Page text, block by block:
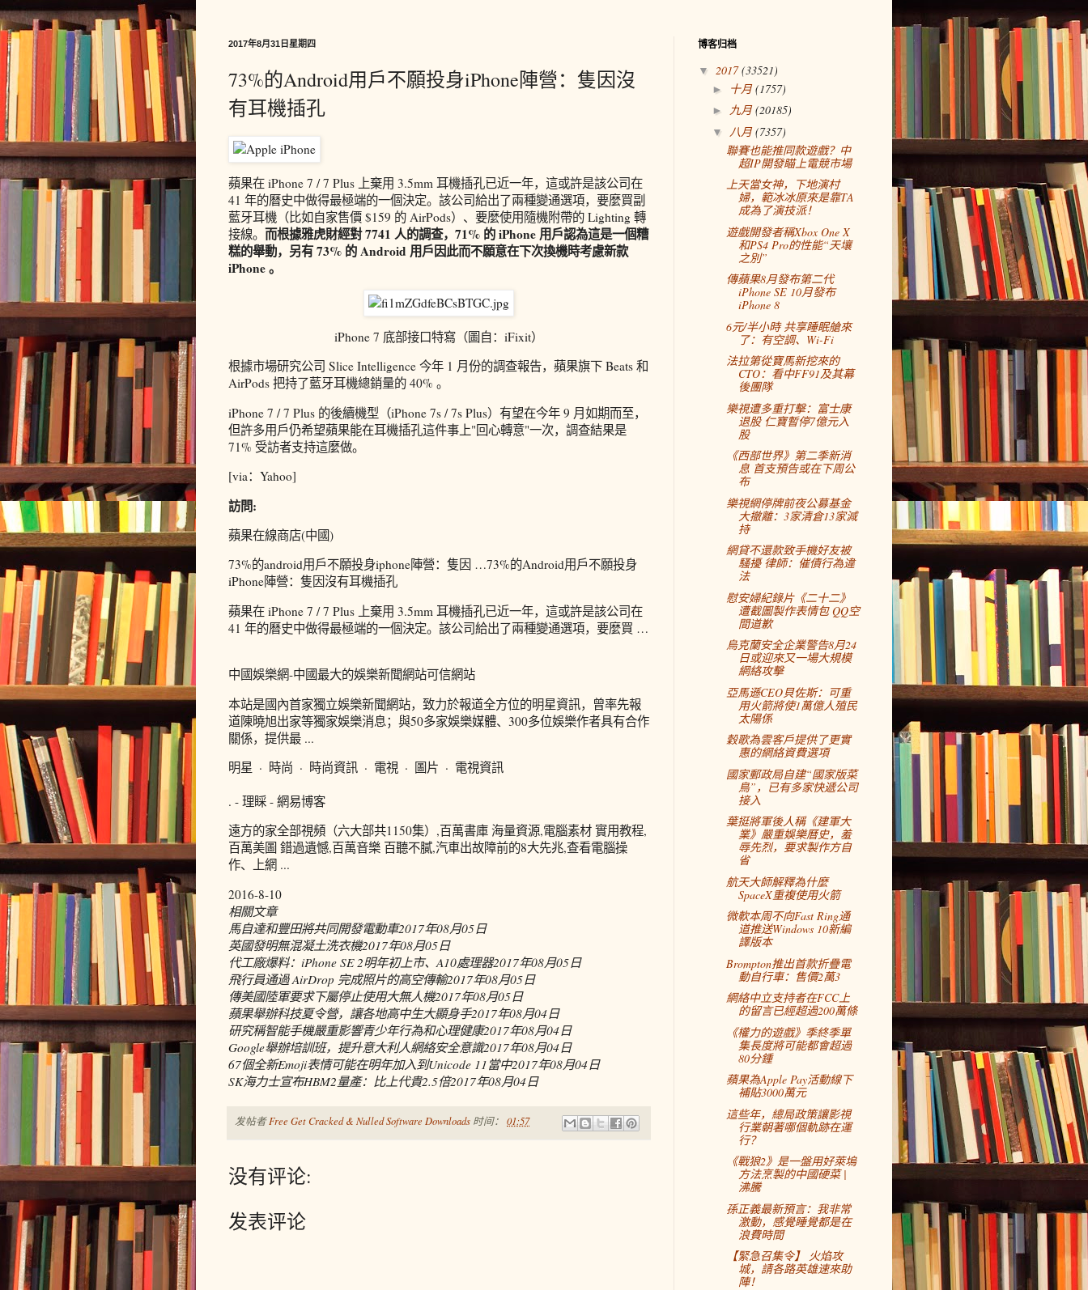
2017年8月31日星期四
73%的Android用戶不願投身iPhone陣營：隻因沒
有耳機插孔
蘋果在 iPhone 7 / 7 Plus 上棄用 3.5mm 耳機插孔已近一年，這或許是該公司在
41 年的曆史中做得最極端的一個決定。該公司給出了兩種變通選項，要麼買副
藍牙耳機（比如自家售價 $159 的 AirPods）、要麼使用隨機附帶的 Lighting 轉
接線。 而根據雅虎財經對 7741 人的調查，71% 的 iPhone 用戶認為這是一個糟
糕的舉動，另有 73% 的 Android 用戶因此而不願意在下次換機時考慮新款
iPhone 。
iPhone 7 底部接口特寫（圖自：iFixit）
根據市場研究公司 Slice Intelligence 今年 1 月份的調查報告，蘋果旗下 Beats 和
AirPods 把持了藍牙耳機總銷量的 40% 。
iPhone 7 / 7 Plus 的後續機型（iPhone 7s / 7s Plus）有望在今年 9 月如期而至，
但許多用戶仍希望蘋果能在耳機插孔這件事上"回心轉意"一次，調查結果是
71% 受訪者支持這麼做。
[via：Yahoo]
訪問:
蘋果在線商店(中國)
73%的android用戶不願投身iphone陣營：隻因 …73%的Android用戶不願投身
iPhone陣營：隻因沒有耳機插孔
蘋果在 iPhone 7 / 7 Plus 上棄用 3.5mm 耳機插孔已近一年，這或許是該公司在
41 年的曆史中做得最極端的一個決定。該公司給出了兩種變通選項，要麼買 …
中國娛樂網-中國最大的娛樂新聞網站可信網站
本站是國內首家獨立娛樂新聞網站，致力於報道全方位的明星資訊，曾率先報
道陳曉旭出家等獨家娛樂消息；與50多家娛樂媒體、300多位娛樂作者具有合作
關係，提供最 ...
明星 · 時尚 · 時尚資訊 · 電視 · 圖片 · 電視資訊
. - 理睬 - 網易博客
遠方的家全部視頻（六大部共1150集）,百萬書庫 海量資源,電腦素材 實用教程,
百萬美圖 錯過遺憾,百萬音樂 百聽不膩,汽車出故障前的8大先兆,查看電腦操
作、上網 ...
2016-8-10
相關文章
馬自達和豐田將共同開發電動車2017年08月05日
英國發明無混凝土洗衣機2017年08月05日
代工廠爆料：iPhone SE 2明年初上市、A10處理器2017年08月05日
飛行員通過 AirDrop 完成照片的高空傳輸2017年08月05日
傳美國陸軍要求下屬停止使用大無人機2017年08月05日
蘋果舉辦科技夏令營，讓各地高中生大顯身手2017年08月04日
研究稱智能手機嚴重影響青少年行為和心理健康2017年08月04日
Google舉辦培訓班，提升意大利人網絡安全意識2017年08月04日
67個全新Emoji表情可能在明年加入到Unicode 11當中2017年08月04日
SK海力士宣布HBM2量產：比上代貴2.5倍2017年08月04日
发帖者Free Get Cracked & Nulled Software Downloads 时间： 01:57
没有评论:
发表评论
博客归档
▼ 2017(33521)
► 十月(1757)
► 九月(20185)
▼ 八月(7357)
聯賽也能推同款遊戲？中
超IP開發瞄上電競市場
上天當女神，下地演村
婦，範冰冰原來是靠TA
成為了演技派！
遊戲開發者稱Xbox One X
和PS4 Pro的性能“天壤
之別”
傳蘋果8月發布第二代
iPhone SE 10月發布
iPhone 8
6元/半小時 共享睡眠艙來
了：有空調、Wi-Fi
法拉第從寶馬新挖來的
CTO：看中FF91及其幕
後團隊
樂視遭多重打擊：富士康
退股 仁寶暫停7億元入
股
《西部世界》第二季新消
息 首支預告或在下周公
布
樂視網停牌前夜公募基金
大撤離：3家清倉13家減
持
網貸不還款致手機好友被
騷擾 律師：催債行為違
法
慰安婦紀錄片《二十二》
遭截圖製作表情包 QQ空
間道歉
烏克蘭安全企業警告8月24
日或迎來又一場大規模
網絡攻擊
亞馬遜CEO貝佐斯：可重
用火箭將使1萬億人殖民
太陽係
穀歌為雲客戶提供了更實
惠的網絡資費選項
國家郵政局自建“國家版菜
鳥”，已有多家快遞公司
接入
葉挺將軍後人稱《建軍大
業》嚴重娛樂曆史，羞
辱先烈，要求製作方自
省
航天大師解釋為什麼
SpaceX重複使用火箭
微軟本周不向Fast Ring通
道推送Windows 10新編
譯版本
Brompton推出首款折疊電
動自行車：售價2萬3
網絡中立支持者在FCC上
的留言已經超過200萬條
《權力的遊戲》季終季單
集長度將可能都會超過
80分鍾
蘋果為Apple Pay活動線下
補貼3000萬元
這些年，總局政策讓影視
行業朝著哪個軌跡在運
行？
《戰狼2》是一盤用好萊塢
方法烹製的中國硬菜 |
沸騰
孫正義最新預言：我非常
激動，感覺睡覺都是在
浪費時間
【緊急召集令】 火焰攻
城，請各路英雄速來助
陣！